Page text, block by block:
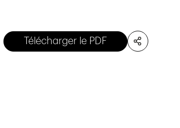
Télécharger le PDF